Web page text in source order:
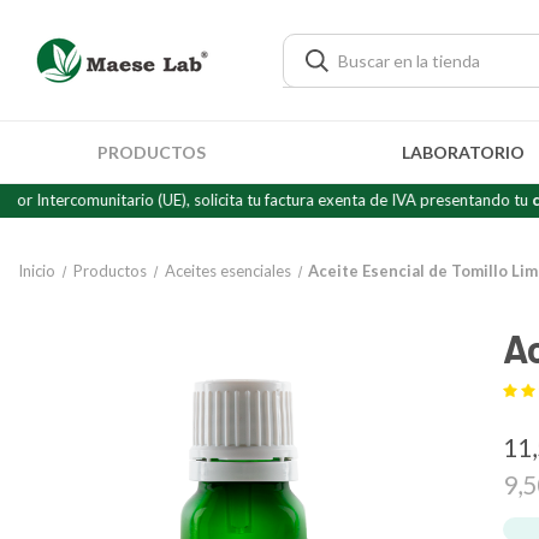
PRODUCTOS LABORATORIO
(UE), solicita tu factura exenta de IVA presentando tu
Inicio Productos Aceites esenciales Aceite Esencial de Tomillo